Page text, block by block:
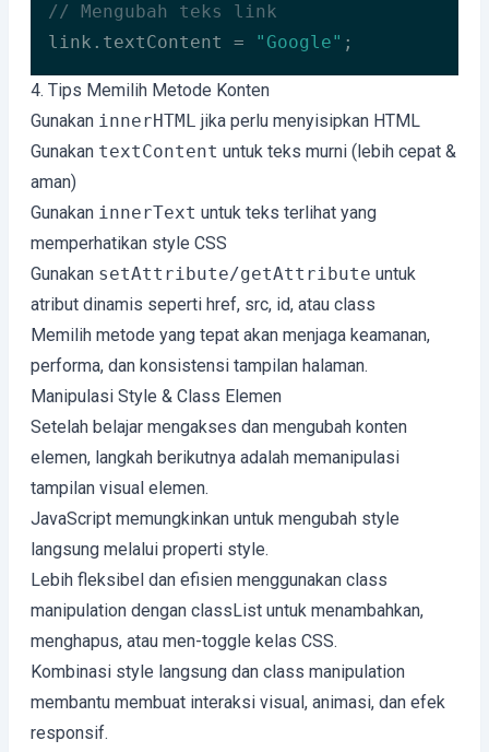
// Mengubah teks link
link.textContent =
"Google" ;
Code language: JavaScript (javascript
4. Tips Memilih Metode Konten
Gunakan innerHTML jika perlu menyisipkan HTML
Gunakan textContent untuk teks murni (lebih cepat &
aman)
Gunakan innerText untuk teks terlihat yang
memperhatikan style CSS
Gunakan setAttribute/getAttribute untuk
atribut dinamis seperti href, src, id, atau class
Memilih metode yang tepat akan menjaga keamanan,
performa, dan konsistensi tampilan halaman.
Manipulasi Style & Class Elemen
Setelah belajar mengakses dan mengubah konten
elemen, langkah berikutnya adalah memanipulasi
tampilan visual elemen.
JavaScript memungkinkan untuk mengubah style
langsung melalui properti style.
Lebih fleksibel dan efisien menggunakan class
manipulation dengan classList untuk menambahkan,
menghapus, atau men-toggle kelas CSS.
Kombinasi style langsung dan class manipulation
membantu membuat interaksi visual, animasi, dan efek
responsif.